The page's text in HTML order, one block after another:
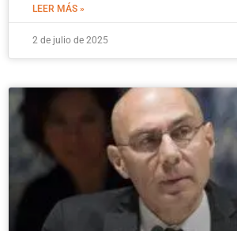
LEER MÁS »
2 de julio de 2025